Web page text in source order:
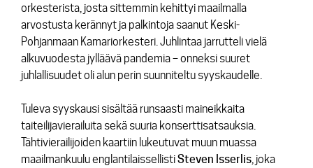
orkesterista, josta sittemmin kehittyi maailmalla
arvostusta kerännyt ja palkintoja saanut Keski-
Pohjanmaan Kamariorkesteri. Juhlintaa jarrutteli vielä
alkuvuodesta jylläävä pandemia – onneksi suuret
juhlallisuudet oli alun perin suunniteltu syyskaudelle.
Tuleva syyskausi sisältää runsaasti maineikkaita
taiteilijavierailuita sekä suuria konserttisatsauksia.
Tähtivierailijoiden kaartiin lukeutuvat muun muassa
maailmankuulu englantilaissellistiSteven Isserlis , joka